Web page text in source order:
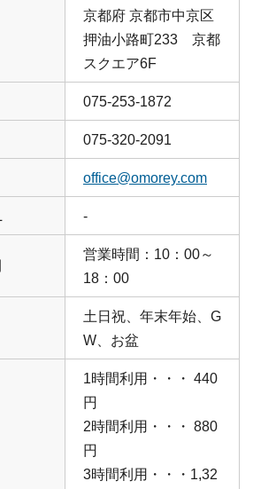
京都府 京都市中京区
押油小路町233 京都
スクエア6F
075-253-1872
075-320-2091
office@omorey.com
-
営業時間：10：00～
18：00
土日祝、年末年始、G
W、お盆
1時間利用・・・ 440
円
2時間利用・・・ 880
円
3時間利用・・・1,32